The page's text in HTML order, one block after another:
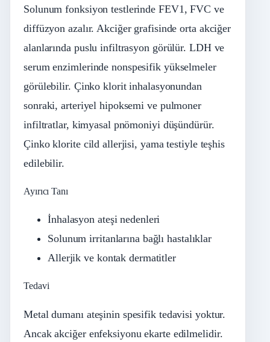
Solunum fonksiyon testlerinde FEV1, FVC ve
diffüzyon azalır. Akciğer grafisinde orta akciğer
alanlarında puslu infiltrasyon görülür. LDH ve
serum enzimlerinde nonspesifik yükselmeler
görülebilir. Çinko klorit inhalasyonundan
sonraki, arteriyel hipoksemi ve pulmoner
infiltratlar, kimyasal pnömoniyi düşündürür.
Çinko klorite cild allerjisi, yama testiyle teşhis
edilebilir.
Ayırıcı Tanı
İnhalasyon ateşi nedenleri
Solunum irritanlarına bağlı hastalıklar
Allerjik ve kontak dermatitler
Tedavi
Metal dumanı ateşinin spesifik tedavisi yoktur.
Ancak akciğer enfeksiyonu ekarte edilmelidir.